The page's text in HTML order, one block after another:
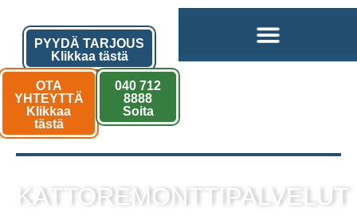
PYYDÄ TARJOUS
Klikkaa tästä
OTA
YHTEYTTÄ
Klikkaa
tästä
040 712
8888
Soita
KATTOREMONTTIPALVELUT